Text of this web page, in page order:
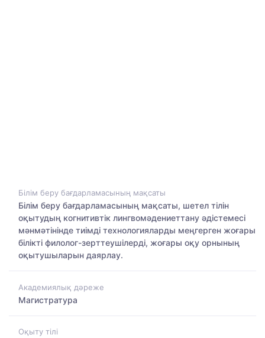
Білім беру бағдарламасының мақсаты
Білім беру бағдарламасының мақсаты, шетел тілін
оқытудың когнитивтік лингвомәдениеттану әдістемесі
мәнмәтінінде тиімді технологияларды меңгерген жоғары
білікті филолог-зерттеушілерді, жоғары оқу орнының
оқытушыларын даярлау.
Академиялық дәреже
Магистратура
Оқыту тілі